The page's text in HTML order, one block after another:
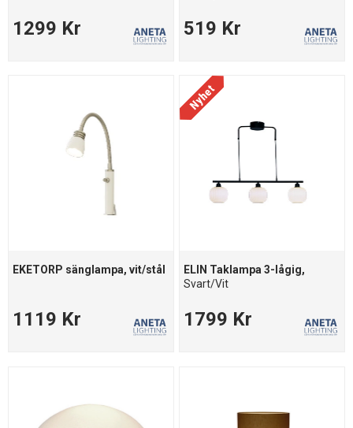
1299 Kr 519 Kr
EKETORP sänglampa, vit/stål
1119 Kr
ELIN Taklampa 3-lågig,
Svart/Vit
1799 Kr